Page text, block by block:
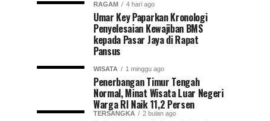
RAGAM 4 hari ago
Umar Key Paparkan Kronologi
Penyelesaian Kewajiban BMS
kepada Pasar Jaya di Rapat
Pansus
WISATA 1 minggu ago
Penerbangan Timur Tengah
Normal, Minat Wisata Luar Negeri
Warga RI Naik 11,2 Persen
TERSANGKA 2 bulan ago